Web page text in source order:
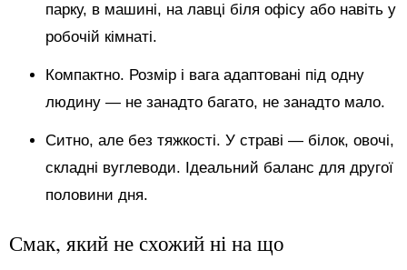
парку, в машині, на лавці біля офісу або навіть у
робочій кімнаті.
Компактно. Розмір і вага адаптовані під одну
людину — не занадто багато, не занадто мало.
Ситно, але без тяжкості. У страві — білок, овочі,
складні вуглеводи. Ідеальний баланс для другої
половини дня.
Смак, який не схожий ні на що